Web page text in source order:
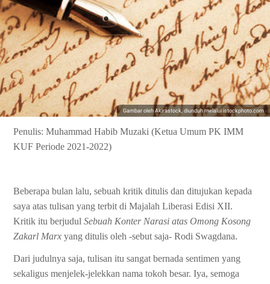
Gambar oleh Akirastock, diunduh melalui istockphoto.com
Penulis: Muhammad Habib Muzaki (Ketua Umum PK IMM
KUF Periode 2021-2022)
Beberapa bulan lalu, sebuah kritik ditulis dan ditujukan kepada
saya atas tulisan yang terbit di Majalah Liberasi Edisi XII.
Kritik itu berjudul Sebuah Konter Narasi atas Omong Kosong
Zakarl Marx yang ditulis oleh -sebut saja- Rodi Swagdana.
Dari judulnya saja, tulisan itu sangat bernada sentimen yang
sekaligus menjelek-jelekkan nama tokoh besar. Iya, semoga